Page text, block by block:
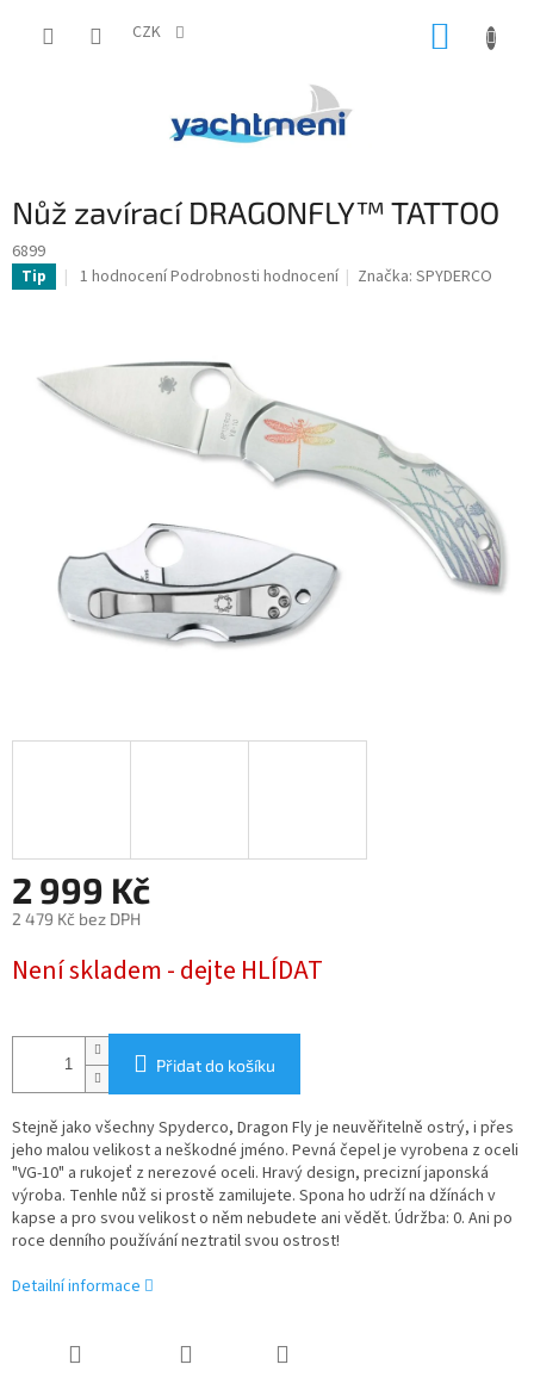
CZK
Nůž zavírací DRAGONFLY™ TATTOO
6899
Tip
Průměrné
5,0
5
hvězdiček.
1 hodnoceníPodrobnosti hodnocení Značka:SPYDERCO
2 999 Kč
2 479 Kč bez DPH
cena:
Není skladem - dejte HLÍDAT
Přidat do košíku
Stejně jako všechny Spyderco, Dragon Fly je neuvěřitelně ostrý, i přes
jeho malou velikost a neškodné jméno. Pevná čepel je vyrobena z oceli
"VG-10" a rukojeť z nerezové oceli. Hravý design, precizní japonská
výroba. Tenhle nůž si prostě zamilujete. Spona ho udrží na džínách v
kapse a pro svou velikost o něm nebudete ani vědět. Údržba: 0. Ani po
roce denního používání neztratil svou ostrost!
Detailní informace